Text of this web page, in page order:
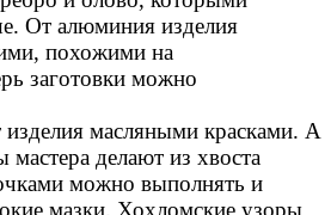
От алюминия изделия
похожими на
заготовки можно
масляными красками. А
мастера делают из хвоста
можно выполнять и
мазки. Хохломские узоры